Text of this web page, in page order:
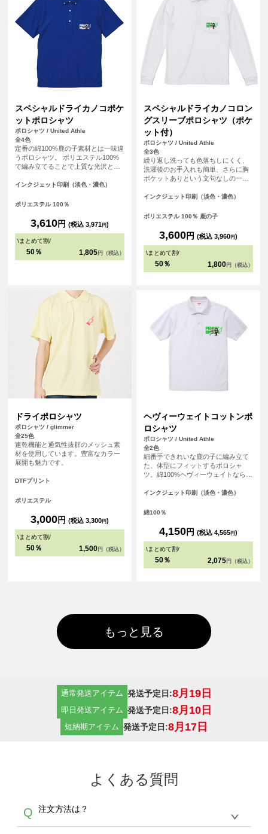
スペシャルドライカノコポケ
ットポロシャツ
ポロシャツ / United Athle
全4色
定番の綿100%鹿の子素材とは一味違
うポロシャツ。 ポリエステル100%
で編み立てることで上質な光沢とな
とした素材の快適な着心地に、何度
し。 さらには洗濯後のシワ等が少な
潔感のある襟元に胸ポケットも兼備
したビジネスシーンにも大活躍のポ
ロシャツです！
インクジェット印刷（淡色・濃色）
ポリエステル 100％
3,610円 (税込 3,971円)
\まとめて割/
50％ 1,805 円（税込）
スペシャルドライカノコロン
グスリーブポロシャツ（ポケ
ット付）
ポロシャツ / United Athle
全3色
繰り返し洗っても色落ちしにくく、
洗濯後のお手入れも簡単、さらに胸
ポケットありという文句なしの一
インクジェット印刷（淡色・濃色）
ポリエステル 100％ 鹿の子
3,600円 (税込 3,960円)
\まとめて割/
50％ 1,800 円（税込）
ドライポロシャツ
ポロシャツ / glimmer
全25色
速乾機能と通気性抜群のメッシュ素
材を使用しています。豊富なカラー
展開も魅力です。
DTFプリント
ポリエステル
3,000円 (税込 3,300円)
\まとめて割/
50％ 1,500 円（税込）
ヘヴィーウェイトコットンポ
ロシャツ
ポロシャツ / United Athle
全2色
細番手できれいな鹿の子に編み立て
た、体型にフィットするポロシャ
ツ。綿100%ヘヴィーウェイトならで
縮率変化が少ないのも特徴。手軽で
ポロシャツです。
インクジェット印刷（淡色・濃色）
綿100％
4,150円 (税込 4,565円)
\まとめて割/
50％ 2,075 円（税込）
もっと見る
通常発送アイテム 発送予定日:8月19日
即日発送アイテム 発送予定日:8月10日
短納期アイテム 発送予定日:8月17日
よくある質問
Q 注文方法は？